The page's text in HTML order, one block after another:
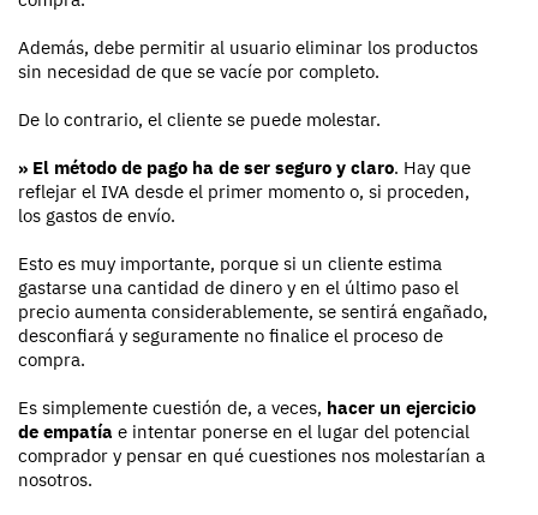
Además, debe permitir al usuario eliminar los productos
sin necesidad de que se vacíe por completo.
De lo contrario, el cliente se puede molestar.
» El método de pago ha de ser seguro y claro. Hay que
reflejar el IVA desde el primer momento o, si proceden,
los gastos de envío.
Esto es muy importante, porque si un cliente estima
gastarse una cantidad de dinero y en el último paso el
precio aumenta considerablemente, se sentirá engañado,
desconfiará y seguramente no finalice el proceso de
compra.
Es simplemente cuestión de, a veces, hacer un ejercicio
de empatía e intentar ponerse en el lugar del potencial
comprador y pensar en qué cuestiones nos molestarían a
nosotros.